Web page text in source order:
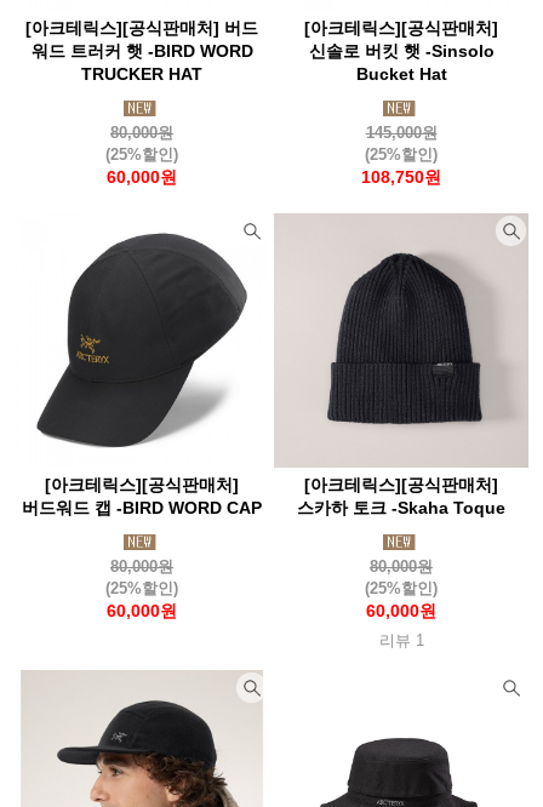
[아크테릭스][공식판매처] 버드
워드 트러커 햇 -BIRD WORD
TRUCKER HAT
80,000원
(25%할인)
60,000원
[아크테릭스][공식판매처]
신솔로 버킷 햇 -Sinsolo
Bucket Hat
145,000원
(25%할인)
108,750원
[아크테릭스][공식판매처]
버드워드 캡 -BIRD WORD CAP
80,000원
(25%할인)
60,000원
[아크테릭스][공식판매처]
스카하 토크 -Skaha Toque
80,000원
(25%할인)
60,000원
리뷰 1